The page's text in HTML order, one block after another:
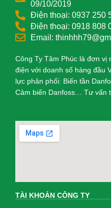
09/10/2019
Điện thoại: 0937 250
Điện thoại: 0918 808
Email:
Công Ty Tâm Phúc là đơn vị
điện với doanh số hàng đầu
lực phân phối: Biến tần
Cảm biến Danfoss… Tư vấn
TÀI KHOẢN CÔNG TY